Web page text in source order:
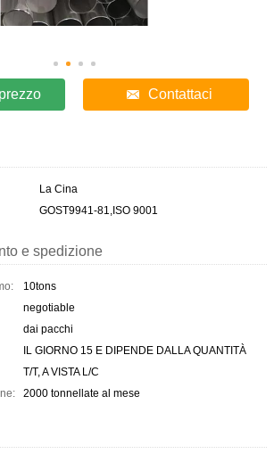
Contattaci
La Cina
GOST9941-81,ISO 9001
e spedizione
10tons
negotiable
dai pacchi
IL GIORNO 15 E DIPENDE DALLA QUANTITÀ
T/T, A VISTA L/C
2000 tonnellate al mese